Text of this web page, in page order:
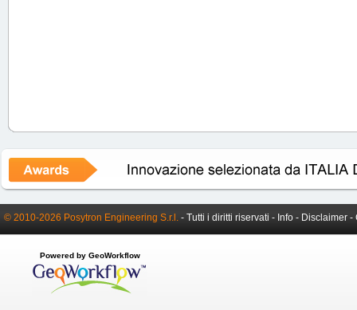
© 2010-2026 Posytron Engineering S.r.l. - Tutti i diritti riservati - Info - Disclaimer -
Powered by GeoWorkflow